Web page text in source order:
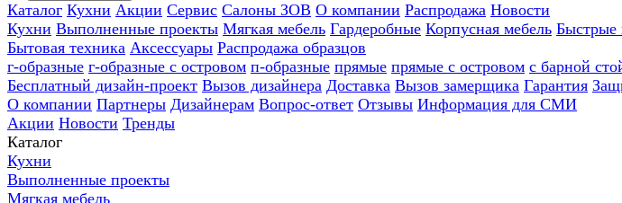
Каталог Кухни Акции Сервис Салоны ЗОВ О компании Распродажа Новости
Кухни Выполненные проекты Мягкая мебель Гардеробные Корпусная мебель Быстрые
Бытовая техника Аксессуары Распродажа образцов
г-образные г-образные с островом п-образные прямые прямые с островом с барной
Бесплатный дизайн-проект Вызов дизайнера Доставка Вызов замерщика Гарантия
О компании Партнеры Дизайнерам Вопрос-ответ Отзывы Информация для СМИ
Акции Новости Тренды
Каталог
Кухни
Выполненные проекты
Мягкая мебель